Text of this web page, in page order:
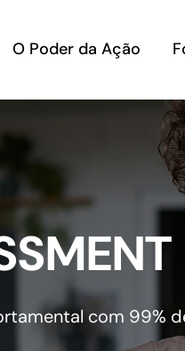
O Poder da Ação
com 99%